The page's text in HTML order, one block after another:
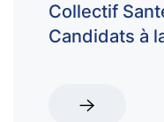
Collectif
Candidats à